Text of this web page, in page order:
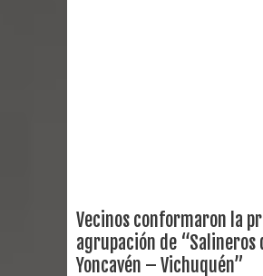
equipos en la Fiesta del
Vecinos conformaron la
agrupación de “Salineros
Yoncavén – Vichuquén”